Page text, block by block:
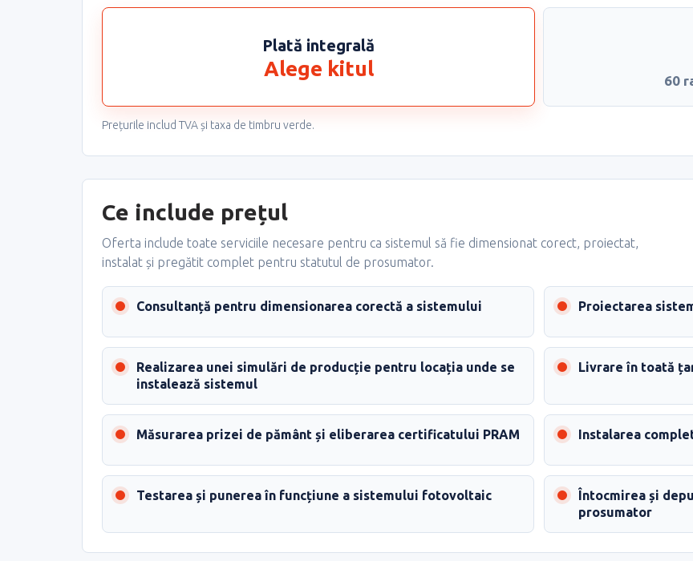
Plată integrală
Alege kitul 60
Prețurile includ TVA și taxa de timbru verde.
Ce include prețul
Oferta include toate serviciile necesare pentru ca sistemul să fie dimensionat corect, proiectat,
instalat și pregătit complet pentru statutul de prosumator.
Consultanță pentru dimensionarea corectă a sistemului Proiectarea
Realizarea unei simulări de producție pentru locația unde se
instalează sistemul
Livrare în toată
Măsurarea prizei de pământ și eliberarea certificatului PRAM Instalarea
Testarea și punerea în funcțiune a sistemului fotovoltaic
Întocmirea și
prosumator